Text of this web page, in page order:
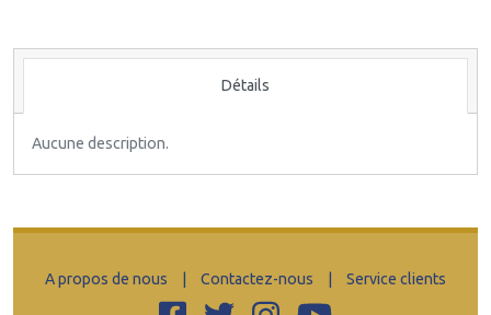
Détails
Aucune description.
A propos de nous | Contactez-nous | Service clients